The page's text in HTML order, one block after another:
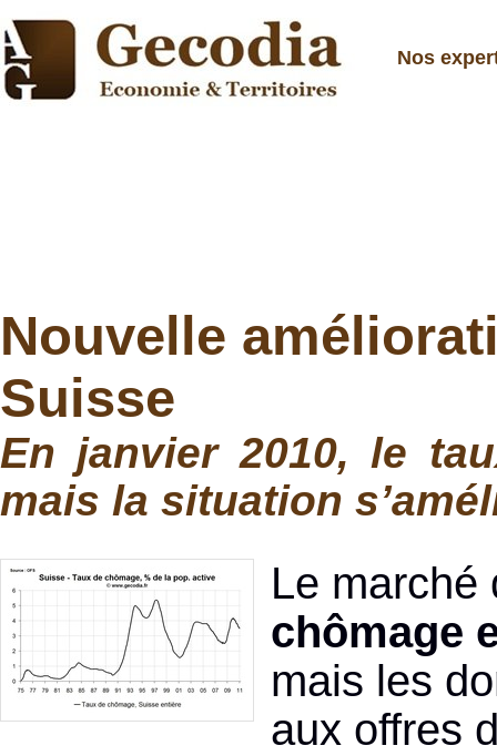
Nos
Nouvelle
Suisse
En janvier 2010, le
mais la situation
Le
chômage
mais les
aux offres